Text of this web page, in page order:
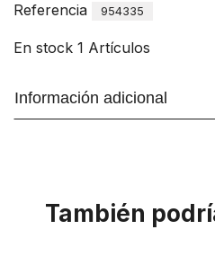
Referencia 954335
En stock 1 Artículos
Información adicional
También